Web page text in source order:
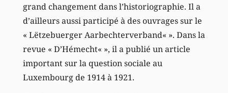
grand changement dans l’historiographie. Il a
d’ailleurs aussi participé à des ouvrages sur le
« Lëtzebuerger Aarbechterverband« ». Dans la
revue « D’Hémecht« », il a publié un article
important sur la question sociale au
Luxembourg de 1914 à 1921.